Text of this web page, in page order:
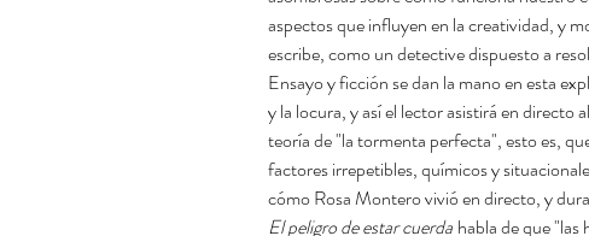
aspectos que influyen en la creatividad, y
escribe, como un detective dispuesto a
Ensayo y ficción se dan la mano en esta
y la locura, y así el lector asistirá en directo
teoría de "la tormenta perfecta", esto es,
factores irrepetibles, químicos y
cómo Rosa Montero vivió en directo, y
El peligro de estar cuerda habla de que "las